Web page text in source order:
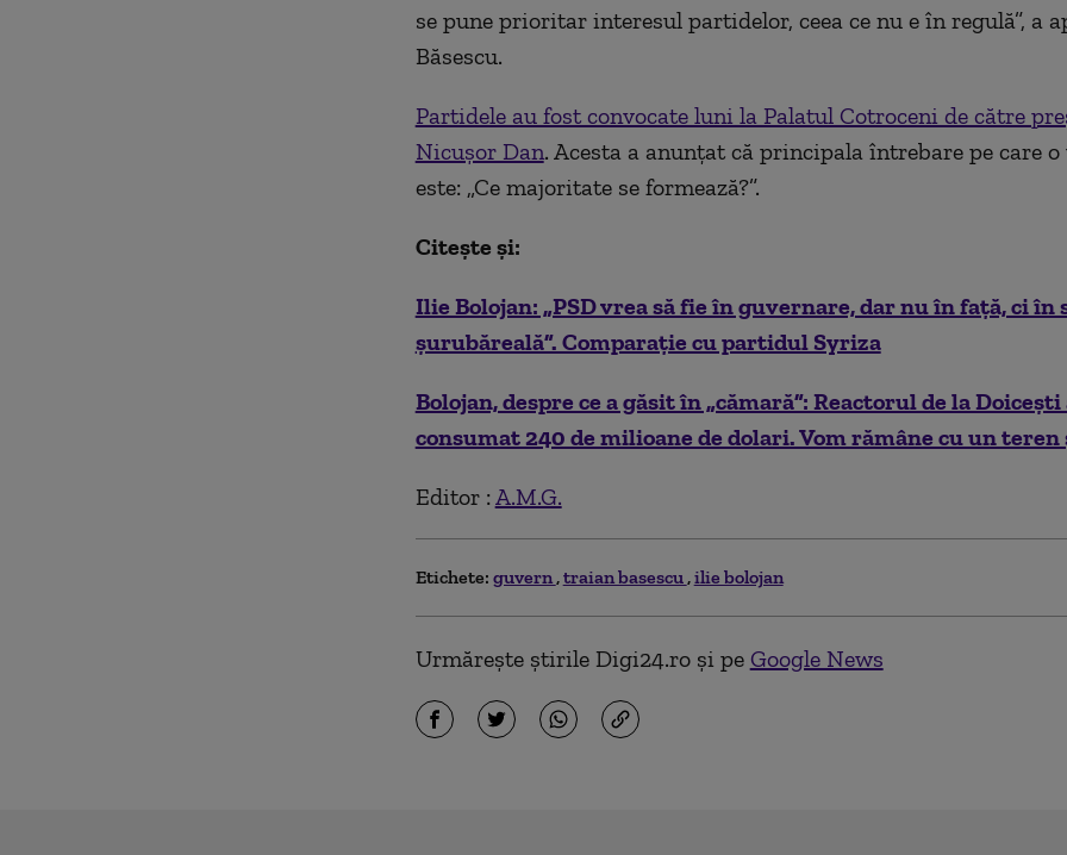
se pune prioritar interesul partidelor, ceea ce nu e în regulă”, a
Băsescu.
Partidele au fost convocate luni la Palatul Cotroceni de către
Nicuşor Dan. Acesta a anunţat că principala întrebare pe care o
este: „Ce majoritate se formează?”.
Citește și:
Ilie Bolojan: „PSD vrea să fie în guvernare, dar nu în faţă, ci în
şurubăreală”. Comparație cu partidul Syriza
Bolojan, despre ce a găsit în „cămară”: Reactorul de la Doiceşti
consumat 240 de milioane de dolari. Vom rămâne cu un
Editor : A.M.G.
Etichete: guvern traian basescu ilie bolojan
Urmărește știrile Digi24.ro și pe Google News